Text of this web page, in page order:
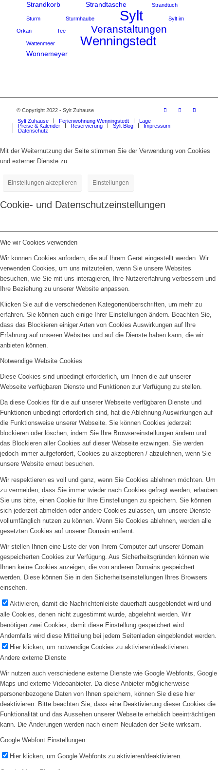
Strandkorb Strandtasche Strandtuch
Sturm Sturmhaube Sylt Sylt im
Orkan Tee Veranstaltungen
Wattenmeer Wenningstedt
Wonnemeyer
© Copyright 2022 - Sylt Zuhause
Sylt Zuhause
Ferienwohnung Wenningstedt
Lage
Preise & Kalender
Reservierung Sylt Blog
Impressum
Datenschutz
Mit der Weiternutzung der Seite stimmen Sie der Verwendung von Cookies
und externer Dienste zu.
Einstellungen akzeptieren Einstellungen
Cookie- und Datenschutzeinstellungen
Wie wir Cookies verwenden
Wir können Cookies anfordern, die auf Ihrem Gerät eingestellt werden. Wir
verwenden Cookies, um uns mitzuteilen, wenn Sie unsere Websites
besuchen, wie Sie mit uns interagieren, Ihre Nutzererfahrung verbessern und
Ihre Beziehung zu unserer Website anpassen.
Klicken Sie auf die verschiedenen Kategorienüberschriften, um mehr zu
erfahren. Sie können auch einige Ihrer Einstellungen ändern. Beachten Sie,
dass das Blockieren einiger Arten von Cookies Auswirkungen auf Ihre
Erfahrung auf unseren Websites und auf die Dienste haben kann, die wir
anbieten können.
Notwendige Website Cookies
Diese Cookies sind unbedingt erforderlich, um Ihnen die auf unserer
Webseite verfügbaren Dienste und Funktionen zur Verfügung zu stellen.
Da diese Cookies für die auf unserer Webseite verfügbaren Dienste und
Funktionen unbedingt erforderlich sind, hat die Ablehnung Auswirkungen auf
die Funktionsweise unserer Webseite. Sie können Cookies jederzeit
blockieren oder löschen, indem Sie Ihre Browsereinstellungen ändern und
das Blockieren aller Cookies auf dieser Webseite erzwingen. Sie werden
jedoch immer aufgefordert, Cookies zu akzeptieren / abzulehnen, wenn Sie
unsere Website erneut besuchen.
Wir respektieren es voll und ganz, wenn Sie Cookies ablehnen möchten. Um
zu vermeiden, dass Sie immer wieder nach Cookies gefragt werden, erlauben
Sie uns bitte, einen Cookie für Ihre Einstellungen zu speichern. Sie können
sich jederzeit abmelden oder andere Cookies zulassen, um unsere Dienste
vollumfänglich nutzen zu können. Wenn Sie Cookies ablehnen, werden alle
gesetzten Cookies auf unserer Domain entfernt.
Wir stellen Ihnen eine Liste der von Ihrem Computer auf unserer Domain
gespeicherten Cookies zur Verfügung. Aus Sicherheitsgründen können wie
Ihnen keine Cookies anzeigen, die von anderen Domains gespeichert
werden. Diese können Sie in den Sicherheitseinstellungen Ihres Browsers
einsehen.
Aktivieren, damit die Nachrichtenleiste dauerhaft ausgeblendet wird und
alle Cookies, denen nicht zugestimmt wurde, abgelehnt werden. Wir
benötigen zwei Cookies, damit diese Einstellung gespeichert wird.
Andernfalls wird diese Mitteilung bei jedem Seitenladen eingeblendet werden.
Hier klicken, um notwendige Cookies zu aktivieren/deaktivieren.
Andere externe Dienste
Wir nutzen auch verschiedene externe Dienste wie Google Webfonts, Google
Maps und externe Videoanbieter. Da diese Anbieter möglicherweise
personenbezogene Daten von Ihnen speichern, können Sie diese hier
deaktivieren. Bitte beachten Sie, dass eine Deaktivierung dieser Cookies die
Funktionalität und das Aussehen unserer Webseite erheblich beeinträchtigen
kann. Die Änderungen werden nach einem Neuladen der Seite wirksam.
Google Webfont Einstellungen:
Hier klicken, um Google Webfonts zu aktivieren/deaktivieren.